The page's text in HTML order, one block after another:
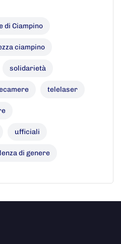
di Ciampino
ciampino
solidarietà
telelaser
ufficiali
di genere